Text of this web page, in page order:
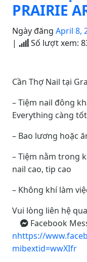
PRAIRIE
Ngày đăng April 8,
|
Số lượt xem:
Cần Thợ Nail tại
– Tiệm nail đông
Everything càng
– Bao lương hoặc
– Tiệm nằm trong
nail cao, tip cao
– Không khí làm
Vui lòng liên hệ
Facebook
nhttps://
mibextid=wwXIfr